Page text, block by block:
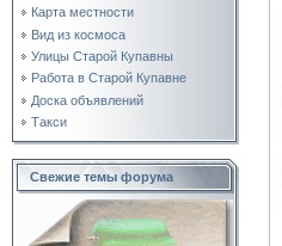
Карта местности
Вид из космоса
Улицы Старой Купавны
Работа в Старой Купавне
Доска объявлений
Такси
Свежие темы форума